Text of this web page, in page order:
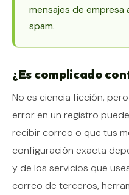
mensajes de empresa
spam.
¿Es complicado
No es ciencia ficción,
error en un registro
recibir correo o que tus
configuración exacta
y de los servicios que
correo de terceros,